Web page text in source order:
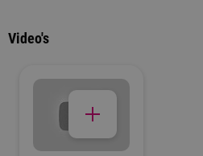
Video's